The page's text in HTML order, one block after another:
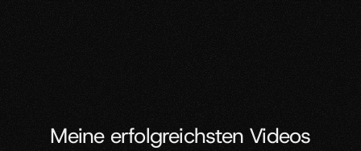
Meine erfolgreichsten Videos